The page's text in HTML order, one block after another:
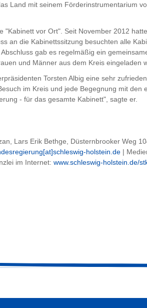
Land mit seinem Förderinstrumentarium
"Kabinett vor Ort". Seit November 2012
an die Kabinettssitzung besuchten alle
gab es regelmäßig ein
und Männer aus dem Kreis eingeladen
Torsten Albig eine sehr
im Kreis und jede Begegnung mit den
- für das gesamte Kabinett", sagte er.
Lars Erik Bethge, Düsternbrooker Weg
holstein.de |
im Internet: www.schleswig-holstein.de/